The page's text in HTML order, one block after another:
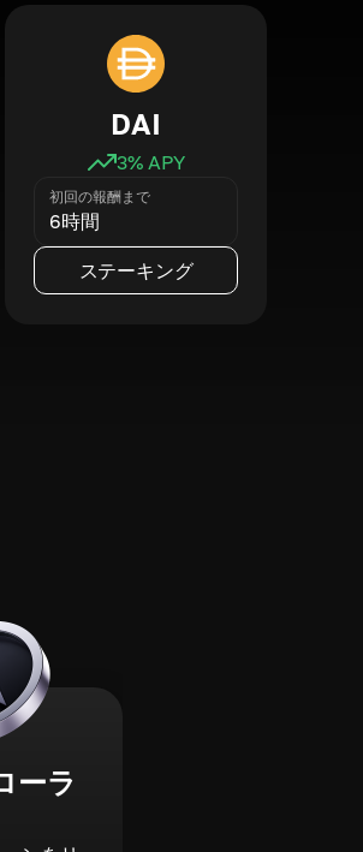
DAI
3% APY
初回の報酬まで
6時間
ステーキング
ーラ